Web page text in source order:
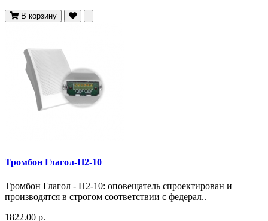
В корзину
Тромбон Глагол-Н2-10
Тромбон Глагол - Н2-10: оповещатель спроектирован и
производятся в строгом соответствии с федерал..
1822.00 р.